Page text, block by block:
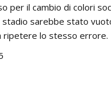
per il cambio di colori
stadio sarebbe stato
ripetere lo stesso errore.